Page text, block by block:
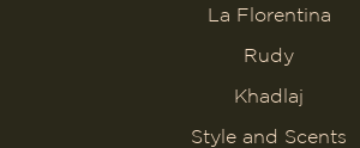
La Florentina
Rudy
Khadlaj
Style and Scents